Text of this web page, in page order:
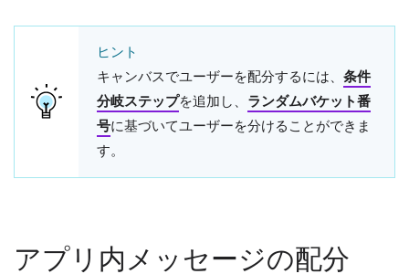
ヒント
キャンバスでユーザーを配分するには、 条件
分岐ステップを追加し、 ランダムバケット番
号に基づいてユーザーを分けることができま
す。
アプリ内メッセージの配分